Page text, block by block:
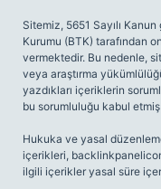
Sitemiz, 5651 Sayılı
Kurumu (BTK) tarafından
vermektedir. Bu nedenle,
veya araştırma
yazdıkları içeriklerin
bu sorumluluğu kabul etmiş
Hukuka ve yasal
içerikleri,
ilgili içerikler yasal süre